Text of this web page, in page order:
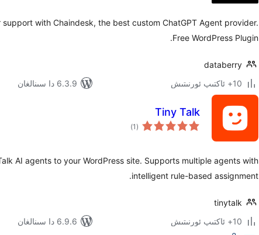
with Chaindesk, the best custom ChatGPT Agent provider.
Free WordPress Plugin.
databerry
10+ ئاكتىپ ئورنىتىش
6.3.9 دا سىنالغان
Tiny Talk
(1 ئومۇمىي
دەرىجە)
AI agents to your WordPress site. Supports multiple agents with
intelligent rule-based assignment.
tinytalk
10+ ئاكتىپ ئورنىتىش
6.9.6 دا سىنالغان